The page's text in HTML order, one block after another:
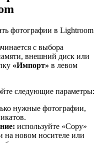
с выбора
внешний диск или
«Импорт» в левом
следующие параметры:
нужные фотографии,
используйте «Copy»
на новом носителе или